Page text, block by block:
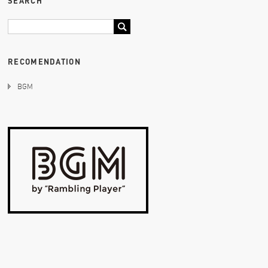
RECOMENDATION
BGM